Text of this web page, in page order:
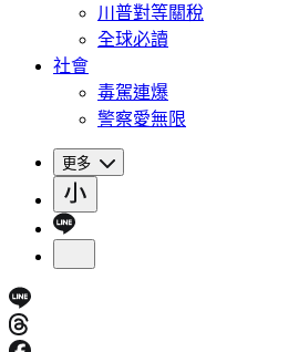
川普對等關稅
全球必讀
社會
毒駕連爆
警察愛無限
更多